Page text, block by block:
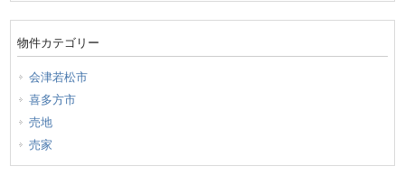
物件カテゴリー
会津若松市
喜多方市
売地
売家